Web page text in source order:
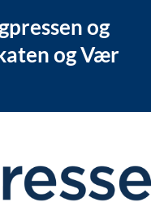
og
og Vær